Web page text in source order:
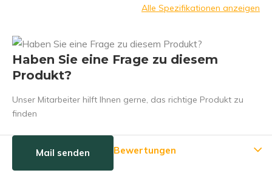
Alle Spezifikationen anzeigen
Haben Sie eine Frage zu diesem
Produkt?
Unser Mitarbeiter hilft Ihnen gerne, das richtige Produkt zu
finden
Mail senden Bewertungen